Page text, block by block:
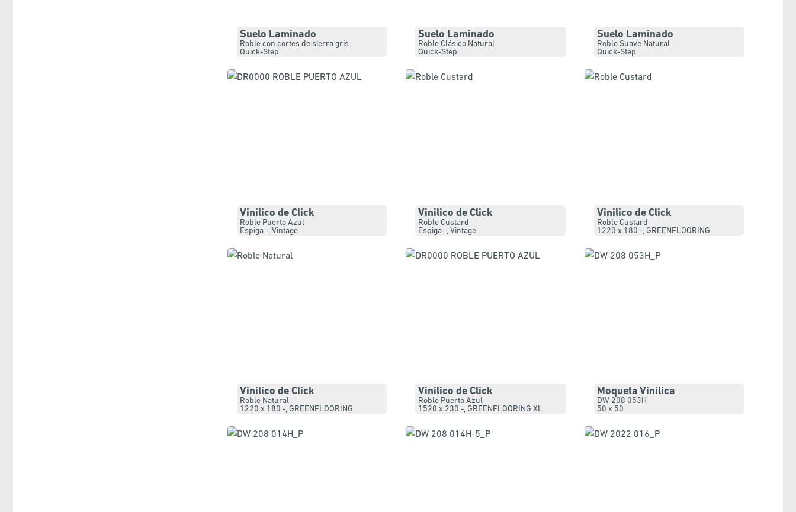
Suelo Laminado
Roble con cortes de sierra gris
Quick-Step
Suelo Laminado
Roble Clásico Natural
Quick-Step
Suelo Laminado
Roble Suave Natural
Quick-Step
Vinilico de Click
Roble Puerto Azul
Espiga -, Vintage
Vinilico de Click
Roble Custard
Espiga -,Vintage
Vinilico de Click
Roble Custard
1220 x 180 -, GREENFLOORING
Vinilico de Click
Roble Natural
1220 x 180 -, GREENFLOORING
Vinilico de Click
Roble Puerto Azul
1520 x 230 -,GREENFLOORING XL
Moqueta Vinílica
DW 208 053H
50 x 50